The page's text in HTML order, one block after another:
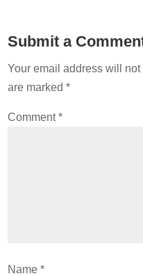
Submit a
Your email address will
are marked*
Comment*
Name*